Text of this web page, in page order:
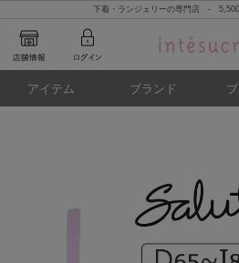
下着・ランジェリーの専門店 -
アイテム ブランド